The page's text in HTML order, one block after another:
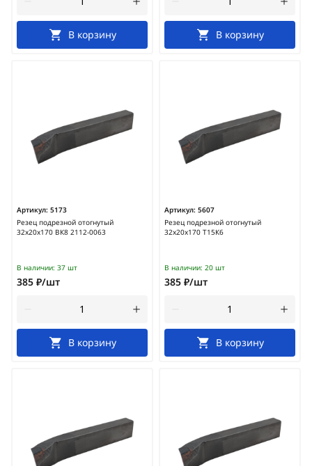
В корзину В корзину
Артикул: 5173
Резец подрезной отогнутый
32х20х170 ВК8 2112-0063
В наличии: 37 шт
385 ₽/шт
В корзину
Артикул: 5607
Резец подрезной отогнутый
32х20х170 Т15К6
В наличии: 20 шт
385 ₽/шт
В корзину